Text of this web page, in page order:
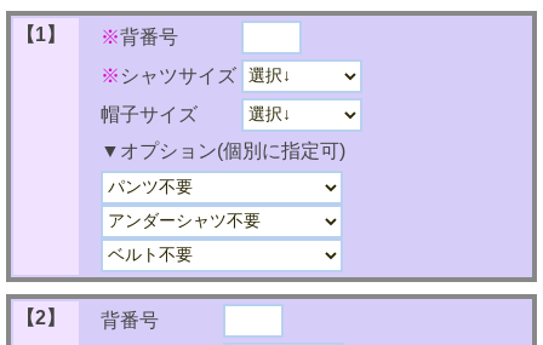
【1】 ※背番号
※ シャツサイズ
帽子サイズ
▼オプション(個別に指定可)
【2】
背番号